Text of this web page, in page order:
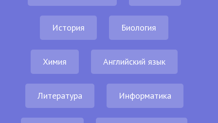
История Биология
Химия Английский язык
Литература Информатика